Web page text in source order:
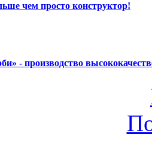
чем просто конструктор!
- производство